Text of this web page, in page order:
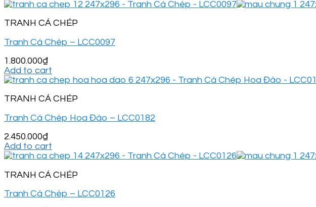
TRANH CÁ CHÉP
Tranh Cá Chép – LCC0097
1.800.000₫
Add to cart
TRANH CÁ CHÉP
Tranh Cá Chép Hoa Đào – LCC0182
2.450.000₫
Add to cart
TRANH CÁ CHÉP
Tranh Cá Chép – LCC0126